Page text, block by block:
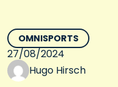
OMNISPORTS
27/08/2024
Hugo Hirsch